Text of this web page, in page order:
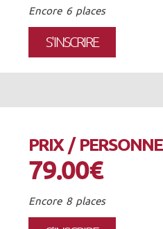
Encore 6 places
S'INSCRIRE
PRIX / PERSONNE
79.00€
Encore 8 places